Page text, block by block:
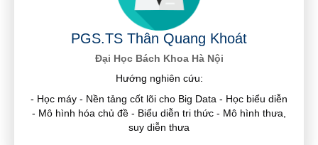
PGS.TS Thân Quang Khoát
Đại Học Bách Khoa Hà Nội
Hướng nghiên cứu:
- Học máy - Nền tảng cốt lõi cho Big Data - Học biểu diễn
- Mô hình hóa chủ đề - Biểu diễn tri thức - Mô hình thưa,
suy diễn thưa